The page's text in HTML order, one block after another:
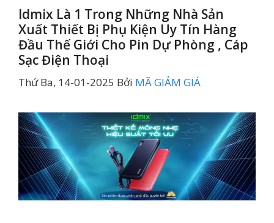
Idmix Là 1 Trong Những Nhà Sản
Xuất Thiết Bị Phụ Kiện Uy Tín Hàng
Đầu Thế Giới Cho Pin Dự Phòng , Cáp
Sạc Điện Thoại
Thứ Ba, 14-01-2025 Bởi MÃ GIẢM GIÁ